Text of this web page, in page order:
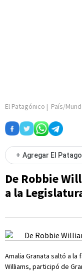
El Patagónico | País/
+ Agregar El
De Robbie
a la
Amalia Granata saltó a la
Williams, participó de